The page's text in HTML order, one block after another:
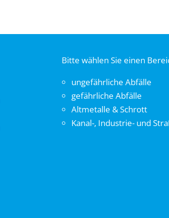
Bitte wählen Sie einen
ungefährliche Abfälle
gefährliche Abfälle
Altmetalle & Schrott
Kanal-, Industrie- und